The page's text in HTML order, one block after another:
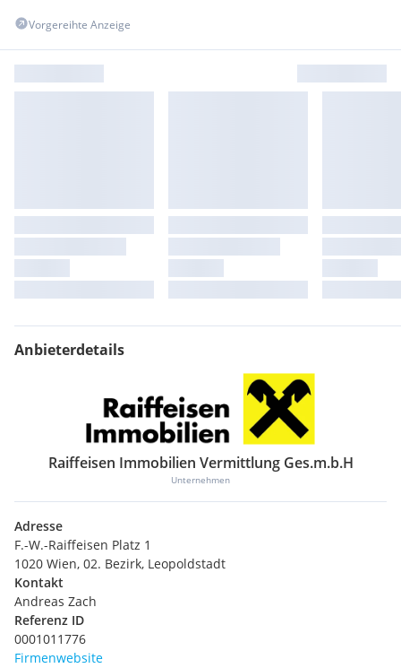
Vorgereihte Anzeige
Anbieterdetails
Raiffeisen Immobilien Vermittlung Ges.m.b.H
Unternehmen
Adresse
F.-W.-Raiffeisen Platz 1
1020 Wien, 02. Bezirk, Leopoldstadt
Kontakt
Andreas Zach
Referenz ID
0001011776
Firmenwebsite